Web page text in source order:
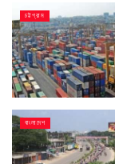
চট্টগ্রাম
বাংলাদেশ